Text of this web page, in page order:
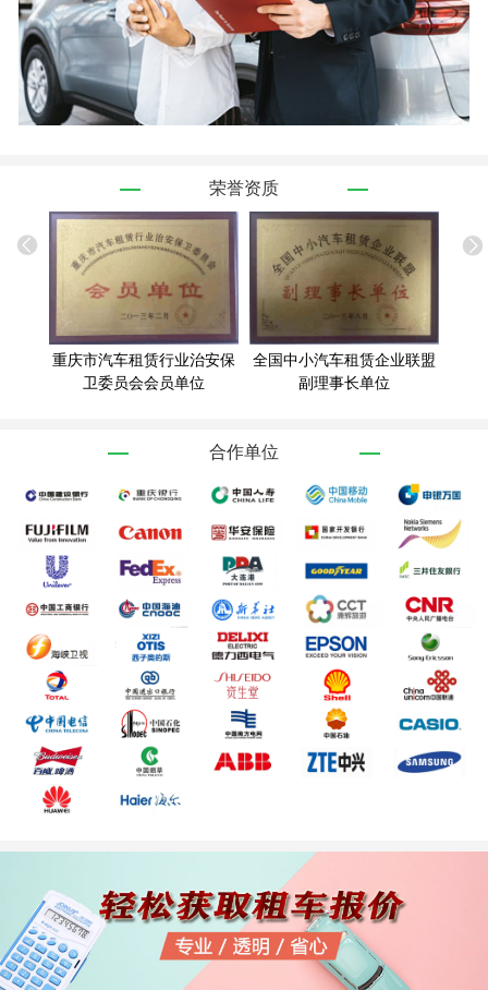
荣誉资质
重庆市汽车租赁行业治安保
卫委员会会员单位
全国中小汽车租赁企业联盟
副理事长单位
合作单位